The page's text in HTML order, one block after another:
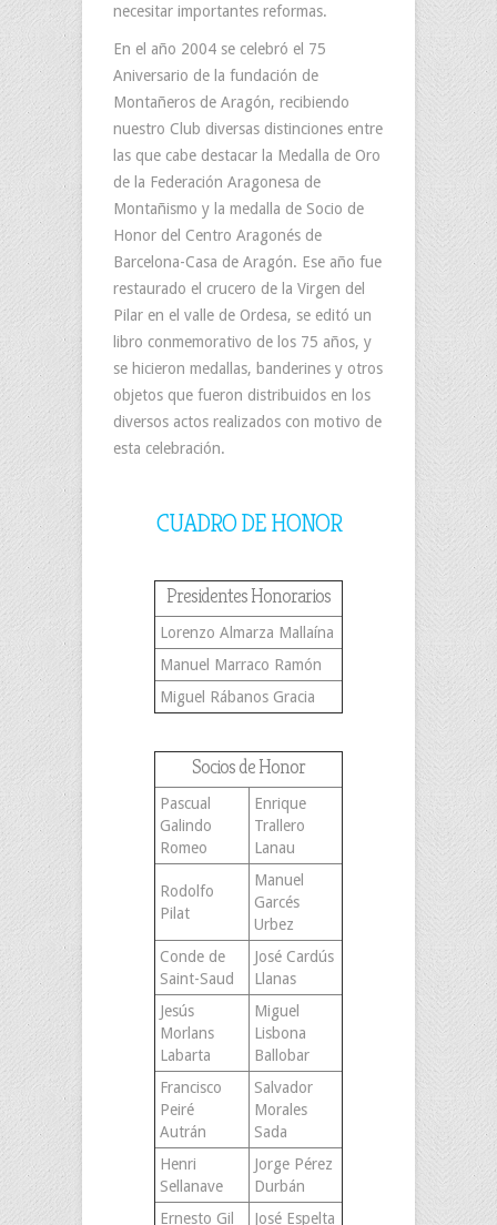
necesitar importantes reformas.
En el año 2004 se celebró el 75
Aniversario de la fundación de
Montañeros de Aragón, recibiendo
nuestro Club diversas distinciones entre
las que cabe destacar la Medalla de Oro
de la Federación Aragonesa de
Montañismo y la medalla de Socio de
Honor del Centro Aragonés de
Barcelona-Casa de Aragón. Ese año fue
restaurado el crucero de la Virgen del
Pilar en el valle de Ordesa, se editó un
libro conmemorativo de los 75 años, y
se hicieron medallas, banderines y otros
objetos que fueron distribuidos en los
diversos actos realizados con motivo de
esta celebración.
CUADRO DE HONOR
Presidentes Honorarios
Lorenzo Almarza Mallaína
Manuel Marraco Ramón
Miguel Rábanos Gracia
Socios de Honor
Pascual
Galindo
Romeo
Enrique
Trallero
Lanau
Rodolfo
Pilat
Manuel
Garcés
Urbez
Conde de
Saint-Saud
José Cardús
Llanas
Jesús
Morlans
Labarta
Miguel
Lisbona
Ballobar
Francisco
Peiré
Autrán
Salvador
Morales
Sada
Henri
Sellanave
Jorge Pérez
Durbán
Ernesto Gil
José Espelta